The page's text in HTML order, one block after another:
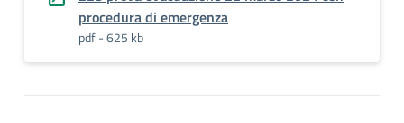
procedura di emergenza
pdf - 625 kb